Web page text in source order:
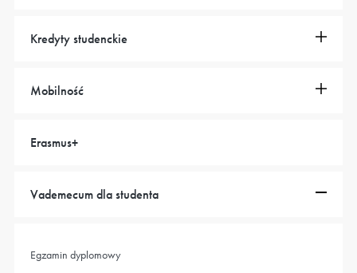
Kredyty studenckie
Mobilność
Erasmus+
Vademecum dla studenta
Egzamin dyplomowy